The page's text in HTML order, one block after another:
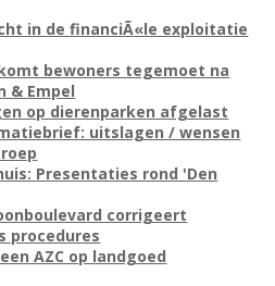
in de financiÃ«le exploitatie
bewoners tegemoet na
& Empel
op dierenparken afgelast
uitslagen / wensen
Presentaties rond 'Den
corrigeert
procedures
AZC op landgoed